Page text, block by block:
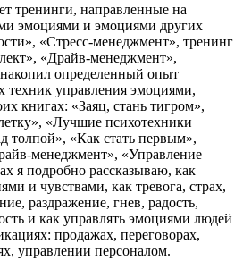
тренинги, направленные на
эмоциями и эмоциями других
«Стресс-менеджмент», тренинг
«Драйв-менеджмент»,
определенный опыт
техник управления эмоциями,
книгах: «Заяц, стань тигром»,
«Лучшие психотехники
толпой», «Как стать первым»,
менеджмент», «Управление
я подробно рассказываю, как
и чувствами, как тревога, страх,
раздражение, гнев, радость,
и как управлять эмоциями людей
продажах, переговорах,
управлении персоналом.